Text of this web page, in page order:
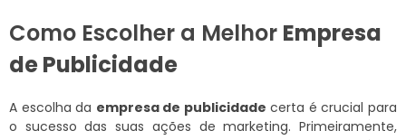
Como Escolher a Melhor Empresa
de Publicidade
A escolha da empresa de publicidade certa é crucial para
o sucesso das suas ações de marketing. Primeiramente,